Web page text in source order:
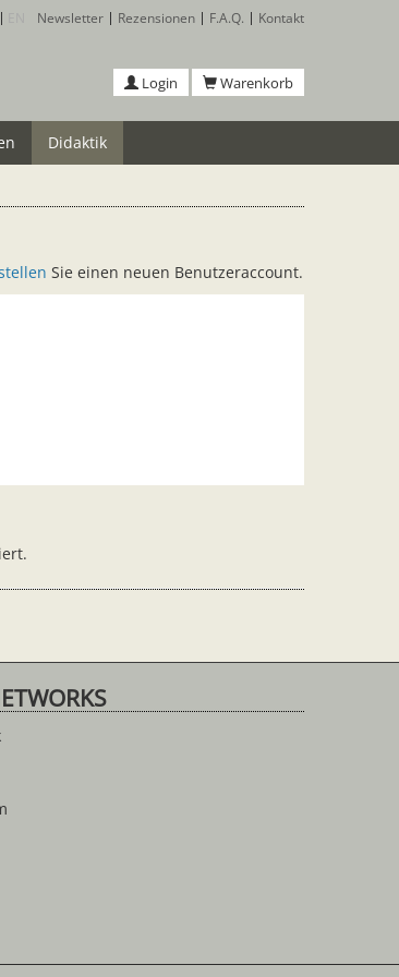
Newsletter Rezensionen F.A.Q. Kontakt
Login Warenkorb
Didaktik
Sie einen neuen Benutzeraccount.